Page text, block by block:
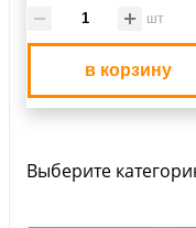
шт
в корзину
Выберите